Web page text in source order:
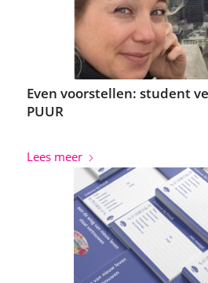
Even voorstellen: student
PUUR
Lees meer